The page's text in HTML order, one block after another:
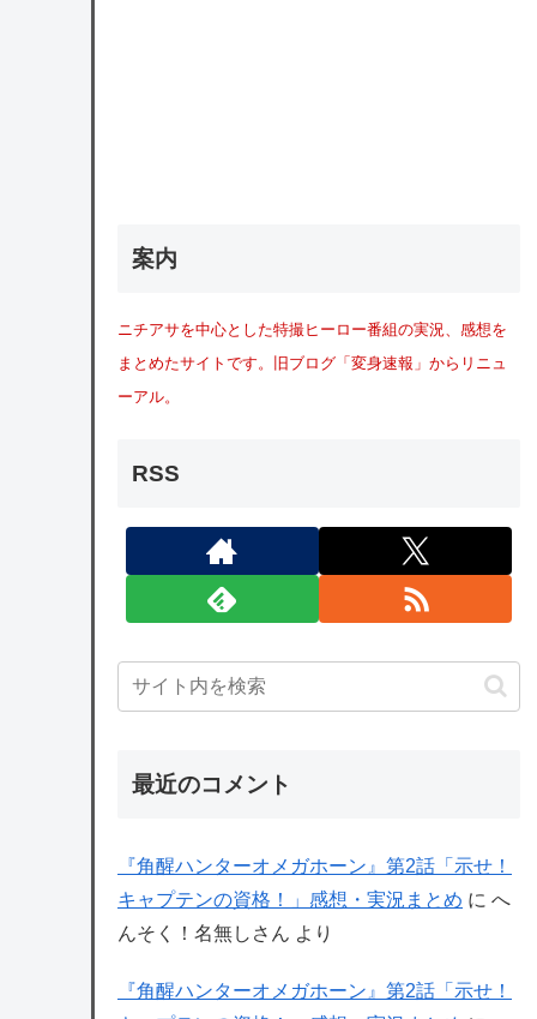
案内
ニチアサを中心とした特撮ヒーロー番組の実況、感想を
まとめたサイトです。旧ブログ「変身速報」からリニュ
ーアル。
RSS
最近のコメント
『角醒ハンターオメガホーン』第2話「示せ！
キャプテンの資格！」感想・実況まとめ に へ
んそく！名無しさん より
『角醒ハンターオメガホーン』第2話「示せ！